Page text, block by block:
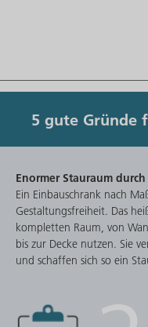
5 gute Gründe
Enormer Stauraum
Ein Einbauschrank nach
Gestaltungsfreiheit. Das
kompletten Raum, von
bis zur Decke nutzen. Sie
und schaffen sich so ein